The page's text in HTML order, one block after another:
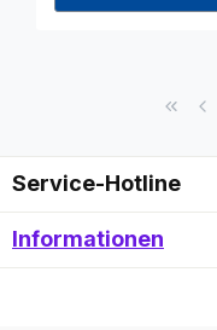
Service-Hotline
Informationen